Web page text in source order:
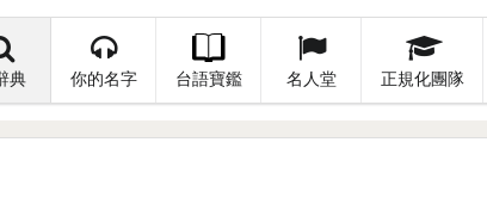
典 你的名字 台語寶鑑 名人堂 正規化團隊